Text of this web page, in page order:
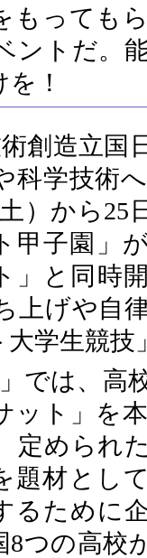
もっても
ントだ。
！
創造立国
科学技術
）から25
甲子園」
」と同時
上げや自
大学生競
では、高
ット」を
定められ
題材とし
るために
つの高校